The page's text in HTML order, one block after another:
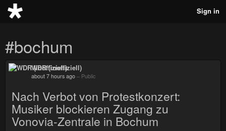
Sign in
#bochum
WDR (inoffiziell)
about 7 hours ago – Public
Nach Verbot von Protestkonzert:
Musiker blockieren Zugang zu
Vonovia-Zentrale in Bochum